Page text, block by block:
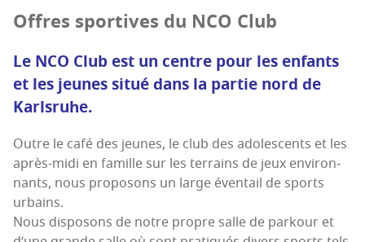
Offres spor­tives du NCO Club
Le NCO Club est un centre pour les enfants
et les jeunes situé dans la par­tie nord de
Karlsruhe.
Outre le café des jeunes, le club des ado­les­cents et les
après-midi en famille sur les ter­rains de jeux envi­ron­
nants, nous pro­po­sons un large éven­tail de sports
urbains.
Nous dis­po­sons de notre propre salle de par­kour et